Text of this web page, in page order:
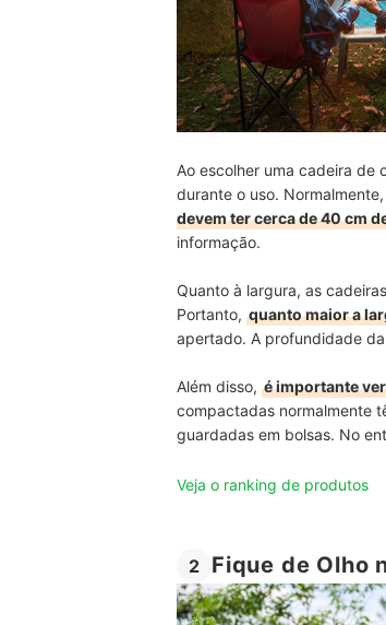
Ao escolher uma cadeira de
durante o uso.
devem ter cerca de 40 cm
informação.
Quanto à largura, as
Portanto, quanto maior a
apertado. A profundidade
Além disso, é importante
compactadas normalmente
guardadas em bolsas. No
Veja o ranking de produtos
2 Fique de Olho